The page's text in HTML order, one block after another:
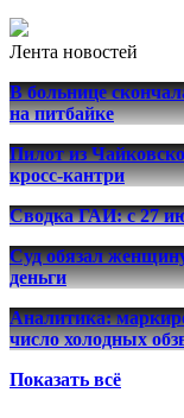
Лента новостей
В больнице
на питбайке
Пилот из
кросс-кантри
Сводка ГАИ: с 27
Суд обязал
деньги
Аналитика:
число холодных
Показать всё